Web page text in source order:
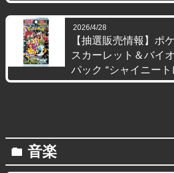
2026/4/28
【抽選販売情報】ポ
スカーレット＆バイ
パック “シャイニート
folder 音楽